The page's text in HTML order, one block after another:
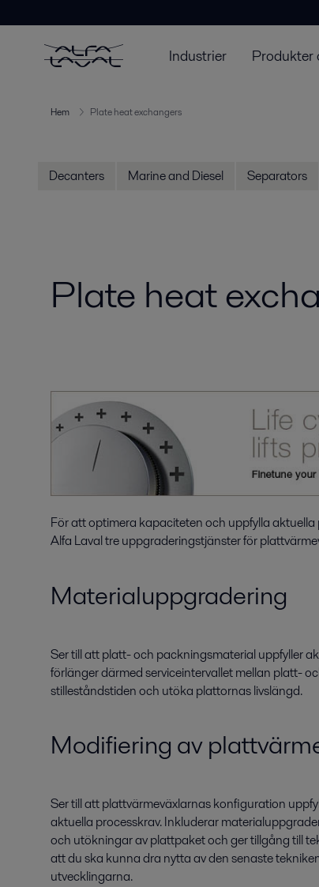
Industrier Produkter
Hem Plate heat exchangers
Decanters Marine and Diesel Separators
Plate heat
För att optimera kapaciteten och uppfylla
Alfa Laval tre uppgraderingstjänster för
Materialuppgradering
Ser till att platt- och packningsmaterial uppfyller
förlänger därmed serviceintervallet mellan platt-
stilleståndstiden och utöka plattornas livslängd.
Modifiering av
Ser till att plattvärmeväxlarnas konfiguration
aktuella processkrav. Inkluderar
och utökningar av plattpaket och ger tillgång till
att du ska kunna dra nytta av den senaste
utvecklingarna.